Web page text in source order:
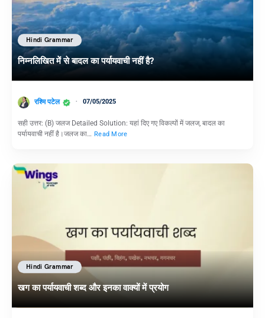
Hindi Grammar
निम्नलिखित में से बादल का पर्यायवाची नहीं है?
रश्मि पटेल 07/05/2025
सही उत्तर: (B) जलज Detailed Solution: यहां दिए गए विकल्पों में जलज, बादल का
पर्यायवाची नहीं है।जलज का… Read More
Hindi Grammar
खग का पर्यायवाची शब्द और इनका वाक्यों में प्रयोग